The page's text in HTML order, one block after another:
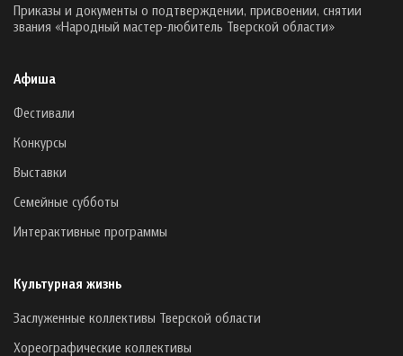
Приказы и документы о подтверждении, присвоении, снятии
звания «Народный мастер-любитель Тверской области»
Афиша
Фестивали
Конкурсы
Выставки
Семейные субботы
Интерактивные программы
Культурная жизнь
Заслуженные коллективы Тверской области
Хореографические коллективы